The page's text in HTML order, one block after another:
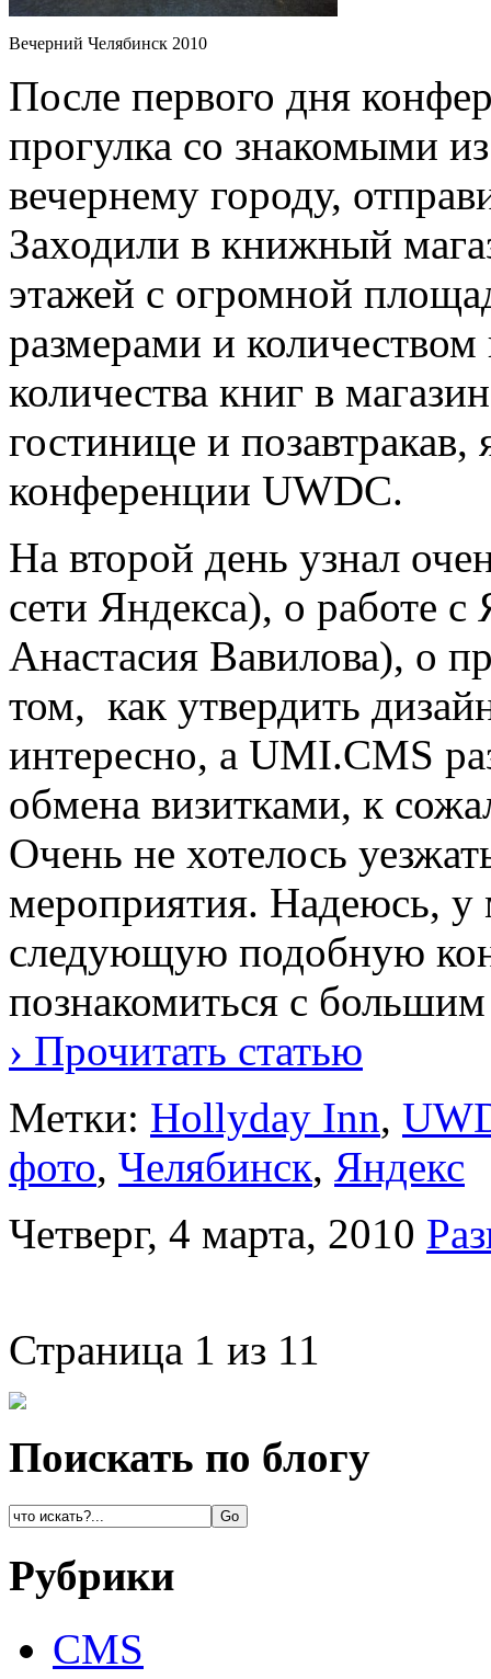
Вечерний Челябинск 2010
После первого дня
прогулка со знакомыми
вечернему городу,
Заходили в книжный
этажей с огромной
размерами и количеством
количества книг в
гостинице и
конференции UWDC.
На второй день узнал
сети Яндекса), о работе
Анастасия Вавилова), о
том, как утвердить
интересно, а UMI.CMS
обмена визитками, к
Очень не хотелось
мероприятия. Надеюсь, у
следующую подобную
познакомиться с
› Прочитать статью
Метки: Hollyday Inn,
фото, Челябинск, Яндекс
Четверг, 4 марта, 2010
Страница 1 из 1 1
Поискать по блогу
Рубрики
CMS